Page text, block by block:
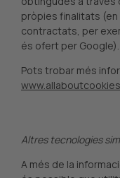
pròpies finalitats
contractats, per
és ofert per Google).
Pots trobar més
Altres tecnologies
A més de la